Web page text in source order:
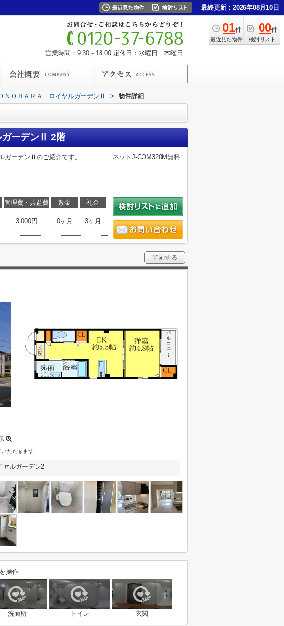
最終更新：2026年08月10日
01件
最近見た物件
00件
検討リスト
営業時間：9:30～18:00 定休日：水曜日 木曜日
ＮＯＨＡＲＡ ロイヤルガーデンⅡ > 物件詳細
ーデンⅡ 2階
ルガーデンⅡのご紹介です。 ネットJ-COM320M無料
管理費・共益費
3,000円
敷金
0ヶ月
礼金
3ヶ月
印刷する
ただきます。
ルガーデン2
操作
洗面所 トイレ 玄関